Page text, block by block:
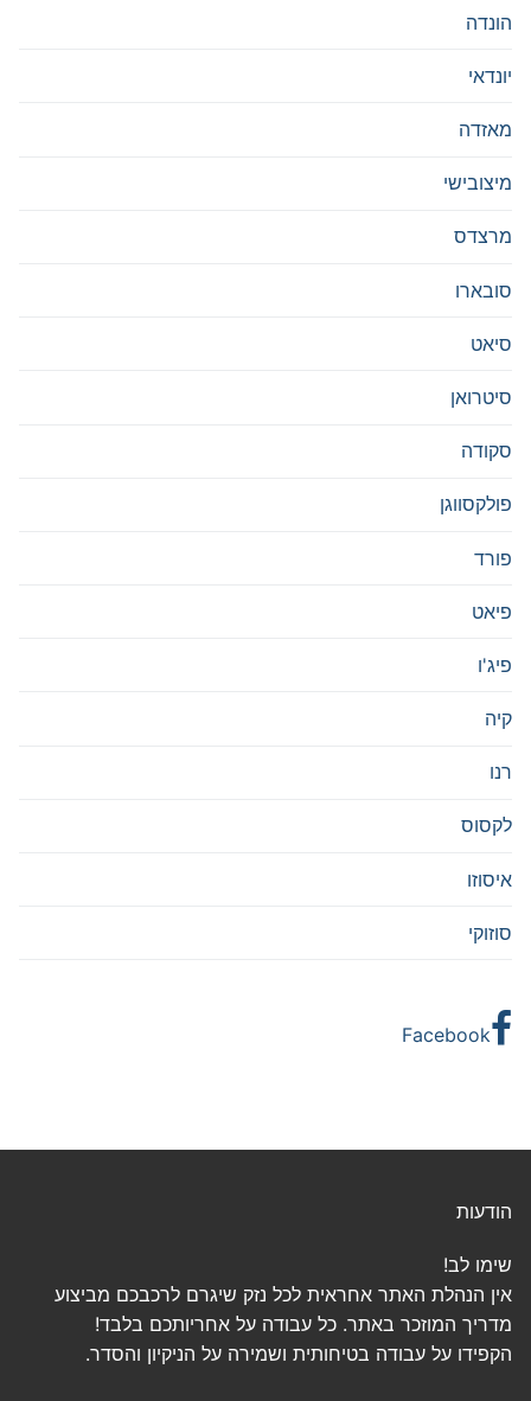
הונדה
יונדאי
מאזדה
מיצובישי
מרצדס
סובארו
סיאט
סיטרואן
סקודה
פולקסווגן
פורד
פיאט
פיג'ו
קיה
רנו
לקסוס
איסוזו
סוזוקי
Facebook
הודעות
שימו לב!
אין הנהלת האתר אחראית לכל נזק שיגרם לרכבכם מביצוע
מדריך המוזכר באתר. כל עבודה על אחריותכם בלבד!
הקפידו על עבודה בטיחותית ושמירה על הניקיון והסדר.